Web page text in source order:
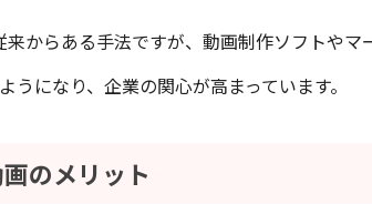
来からある手法ですが、動画制作ソフトや
うになり、企業の関心が高まっています。
のメリット